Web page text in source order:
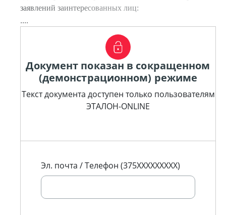
заявлений заинтересованных лиц:
....
Документ показан в сокращенном
(демонстрационном) режиме
Текст документа доступен только пользователям
ЭТАЛОН-ONLINE
Эл. почта / Телефон (375XXXXXXXXX)